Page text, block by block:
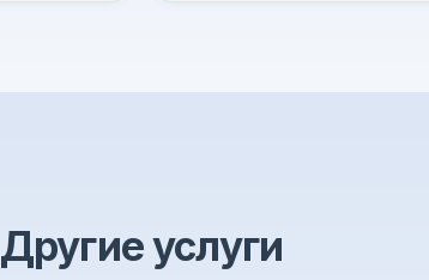
Другие услуги